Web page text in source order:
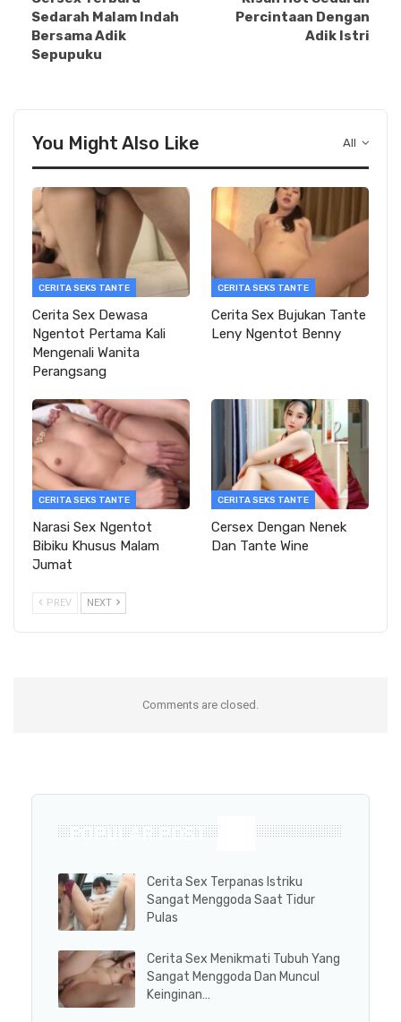
Sedarah Malam Indah
Bersama Adik
Sepupuku
Percintaan Dengan
Adik Istri
All
You Might Also Like
CERITA SEKS TANTE
Cerita Sex Dewasa
Ngentot Pertama Kali
Mengenali Wanita
Perangsang
CERITA SEKS TANTE
Cerita Sex Bujukan Tante
Leny Ngentot Benny
CERITA SEKS TANTE
Narasi Sex Ngentot
Bibiku Khusus Malam
Jumat
CERITA SEKS TANTE
Cersex Dengan Nenek
Dan Tante Wine
PREV NEXT
Comments are closed.
POPULAR POST
Cerita Sex Terpanas Istriku
Sangat Menggoda Saat Tidur
Pulas
Cerita Sex Menikmati Tubuh Yang
Sangat Menggoda Dan Muncul
Keinginan…